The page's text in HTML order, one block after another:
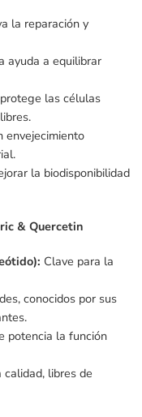
la reparación y
ayuda a equilibrar
las células
envejecimiento
la biodisponibilidad
& Quercetin
Clave para la
conocidos por sus
potencia la función
libres de